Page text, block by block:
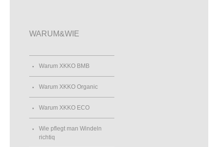
WARUM&WIE
Warum XKKO BMB
Warum XKKO Organic
Warum XKKO ECO
Wie pflegt man Windeln
richtiq